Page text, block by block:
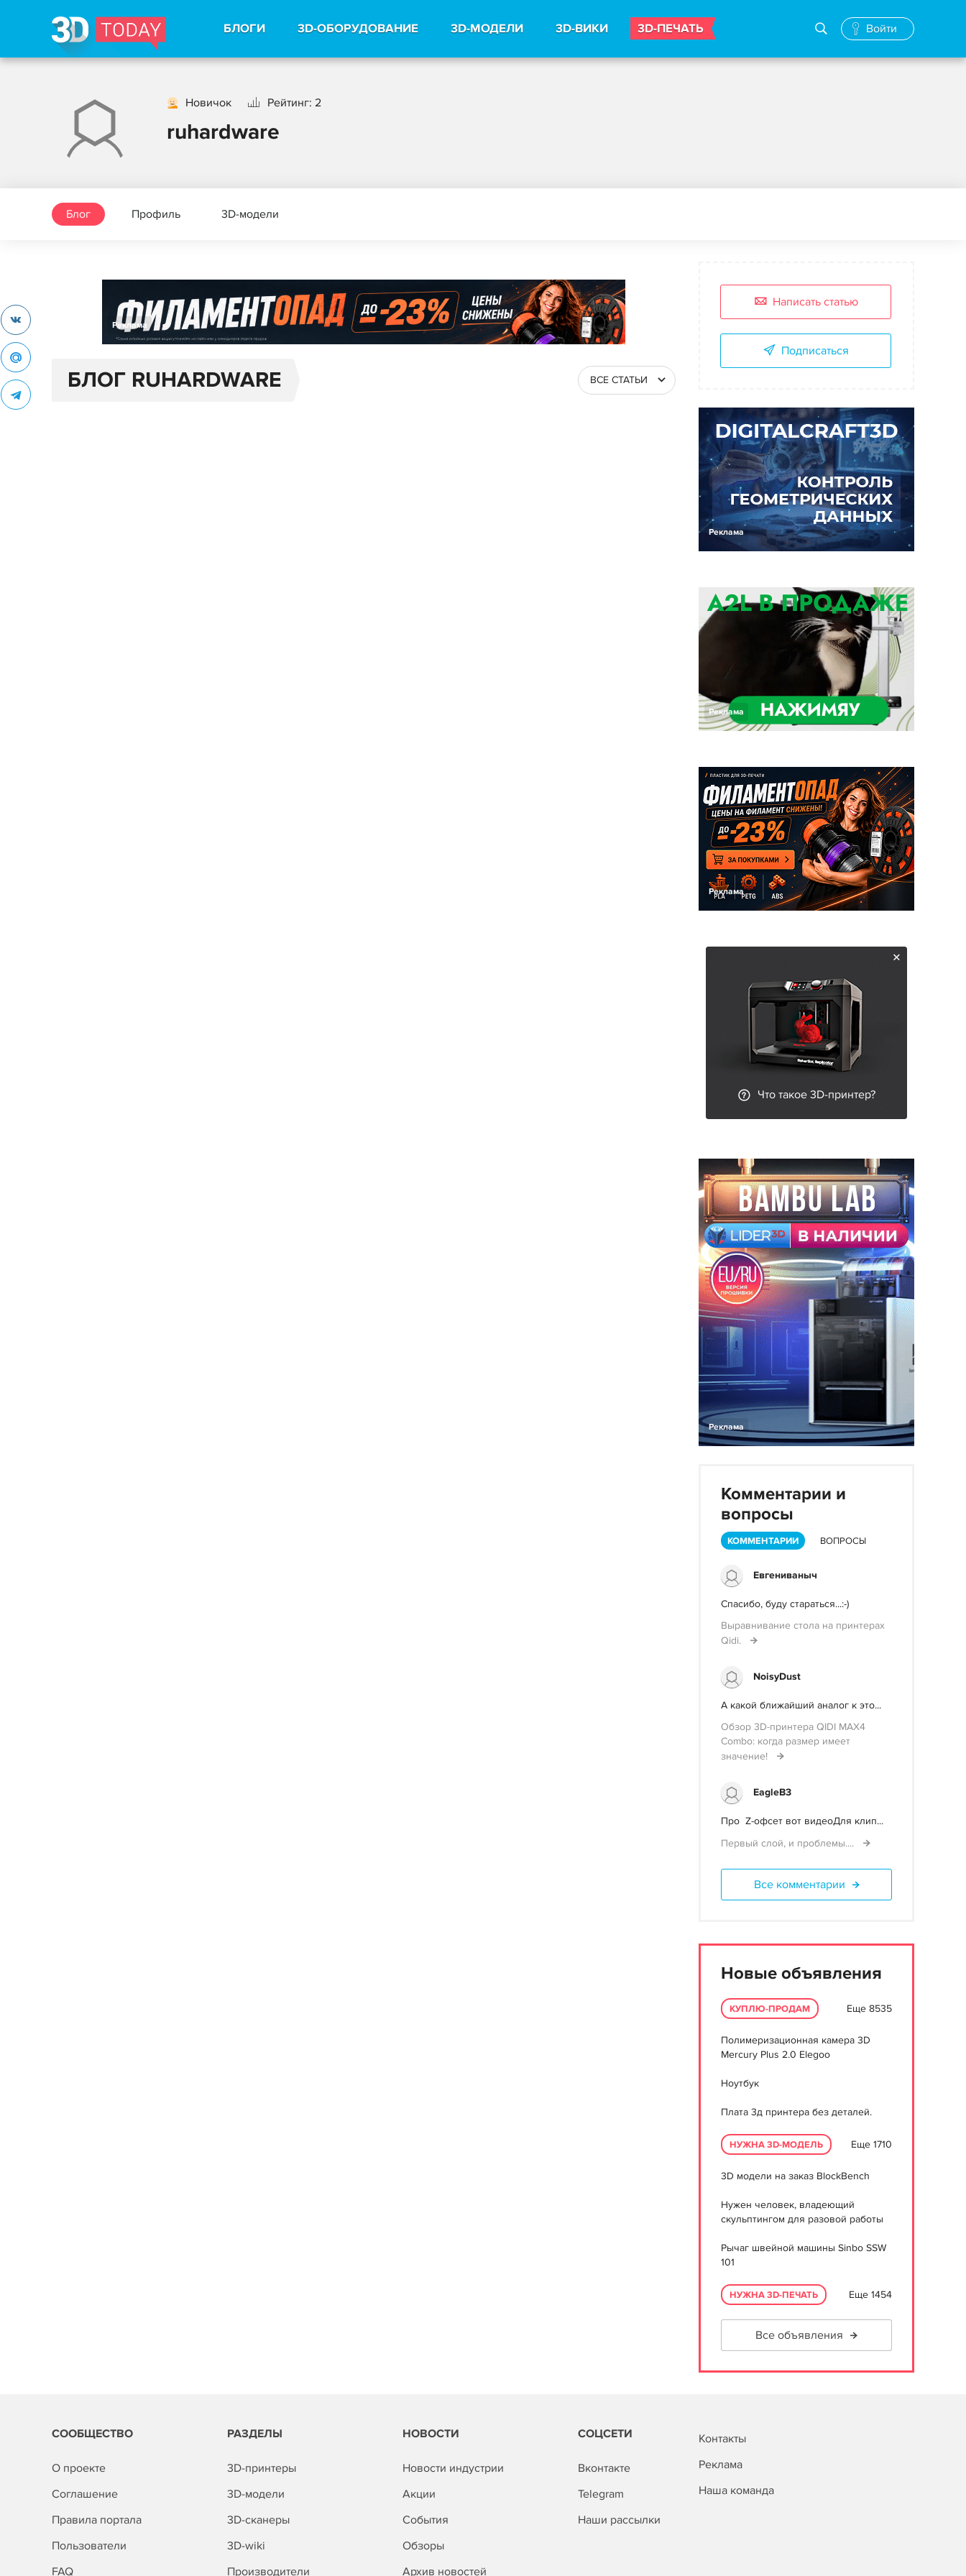
БЛОГИ 3D-ОБОРУДОВАНИЕ 3D-МОДЕЛИ 3D-ВИКИ 3D-ПЕЧАТЬ Войти
Новичок Рейтинг: 2
ruhardware
Блог Профиль 3D-модели
Реклама
БЛОГ RUHARDWARE ВСЕ СТАТЬИ
Написать статью
Подписаться
Реклама
Реклама
Реклама
Что такое 3D-принтер?
Реклама
Комментарии и
вопросы
КОММЕНТАРИИ ВОПРОСЫ
Евгениваныч
Спасибо, буду стараться...:-)
Выравнивание стола на принтерах
Qidi.
NoisyDust
А какой ближайший аналог к это...
Обзор 3D-принтера QIDI MAX4
Combo: когда размер имеет
значение!
EagleB3
Про Z-офсет вот видеоДля клип...
Первый слой, и проблемы....
Все комментарии
Новые объявления
КУПЛЮ-ПРОДАМ Еще 8535
Полимеризационная камера 3D
Mercury Plus 2.0 Elegoo
Ноутбук
Плата 3д принтера без деталей.
НУЖНА 3D-МОДЕЛЬ Еще 1710
3D модели на заказ BlockBench
Нужен человек, владеющий
скульптингом для разовой работы
Рычаг швейной машины Sinbo SSW
101
НУЖНА 3D-ПЕЧАТЬ Еще 1454
Все объявления
СООБЩЕСТВО
О проекте
Соглашение
Правила портала
Пользователи
FAQ
РАЗДЕЛЫ
3D-принтеры
3D-модели
3D-сканеры
3D-wiki
Производители
НОВОСТИ
Новости индустрии
Акции
События
Обзоры
Архив новостей
СОЦСЕТИ
Вконтакте
Telegram
Наши рассылки
Контакты
Реклама
Наша команда